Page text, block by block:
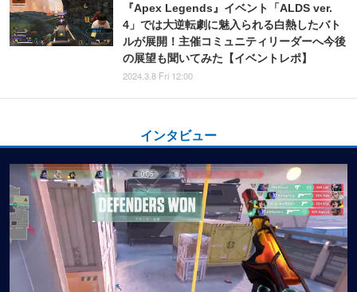
『Apex Legends』イベント「ALDS ver.
4」では大逆転劇に魅入られる白熱したバト
ルが展開！主催コミュニティリーダーへ今後
の展望も聞いてみた【イベントレポ】
2024.3.8 Fri 12:00
インタビュー